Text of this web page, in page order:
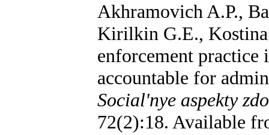
Akhramovich A.P.,
Kirilkin G.E.,
enforcement
accountable for
Social'nye aspekty
72(2):18. Available